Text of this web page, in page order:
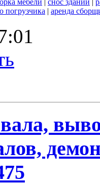
мебели снос зданий
погрузчика | аренда